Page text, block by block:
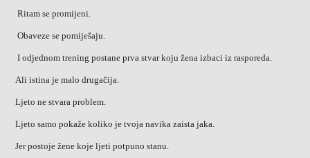
Ritam se promijeni.
Obaveze se pomiješaju.
I odjednom trening postane prva stvar koju žena izbaci iz rasporeda.
Ali istina je malo drugačija.
Ljeto ne stvara problem.
Ljeto samo pokaže koliko je tvoja navika zaista jaka.
Jer postoje žene koje ljeti potpuno stanu.